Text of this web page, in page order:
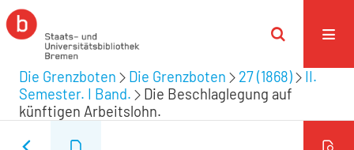
Die Grenzboten Die Grenzboten 27 (1868)
II.
Semester. I Band.
Die Beschlaglegung auf
künftigen Arbeitslohn.